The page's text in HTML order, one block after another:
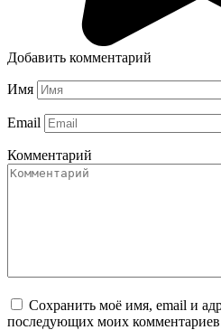
Добавить комментарий
Имя
Email
Комментарий
Сохранить моё имя, email и
последующих моих